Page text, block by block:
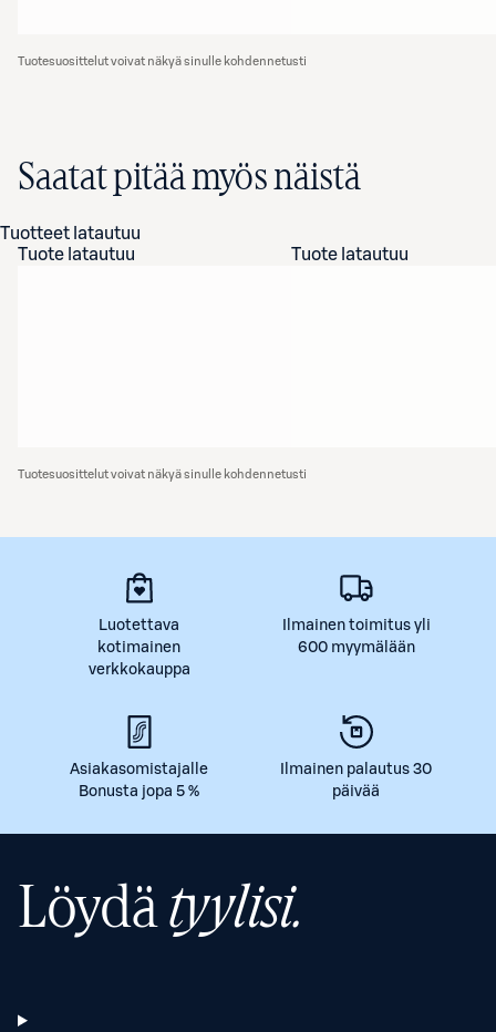
Tuotesuosittelut voivat näkyä sinulle kohdennetusti
Saatat pitää myös näistä
Tuotteet latautuu
Tuote latautuu
Tuote latautuu
Tuotesuosittelut voivat näkyä sinulle kohdennetusti
Luotettava
kotimainen
verkkokauppa
Ilmainen toimitus yli
600 myymälään
Asiakasomistajalle
Bonusta jopa 5 %
Ilmainen palautus 30
päivää
Löydätyylisi.